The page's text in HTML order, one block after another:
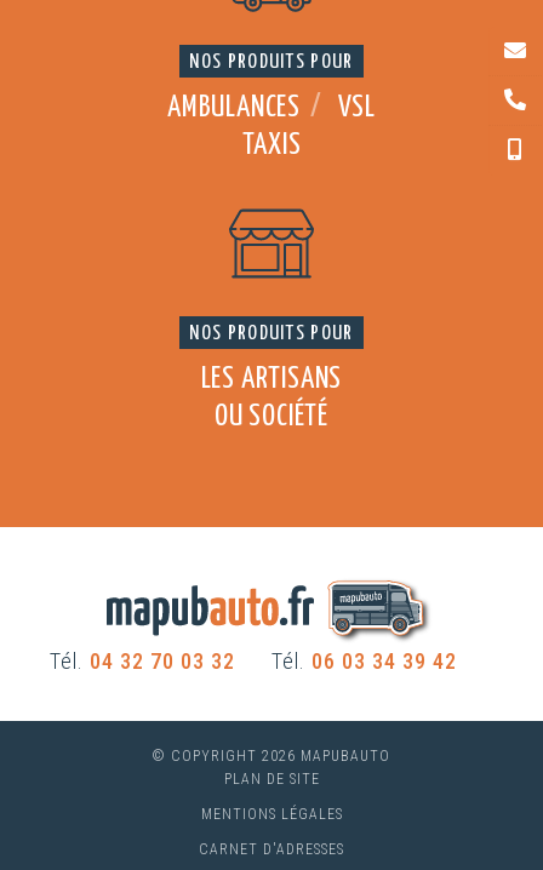
NOS PRODUITS POUR
AMBULANCES /
VSL
TAXIS
NOS PRODUITS POUR
LES ARTISANS
OU SOCIÉTÉ
Tél. 04 32 70 03 32 Tél. 06 03 34 39 42
© COPYRIGHT 2026 MAPUBAUTO
PLAN DE SITE
MENTIONS LÉGALES
CARNET D'ADRESSES